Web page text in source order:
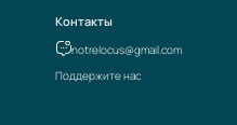
Контакты
notrelocus@gmail.com
Поддержите нас